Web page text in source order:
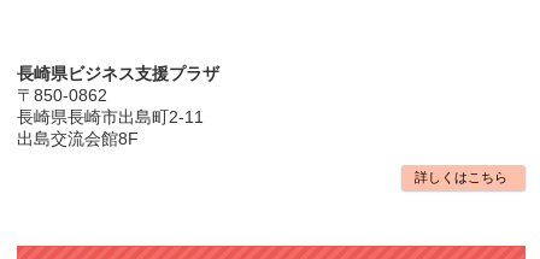
長崎県ビジネス支援プラザ
〒850-0862
長崎県長崎市出島町2-11
出島交流会館8F
詳しくはこちら